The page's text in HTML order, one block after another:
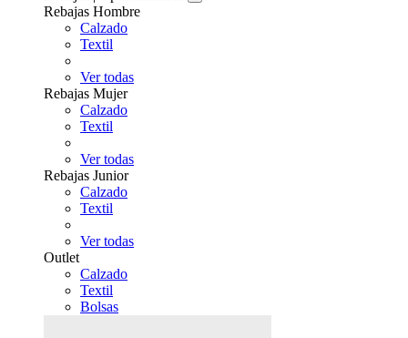
Rebajas Hombre
Calzado
Textil
Ver todas
Rebajas Mujer
Calzado
Textil
Ver todas
Rebajas Junior
Calzado
Textil
Ver todas
Outlet
Calzado
Textil
Bolsas